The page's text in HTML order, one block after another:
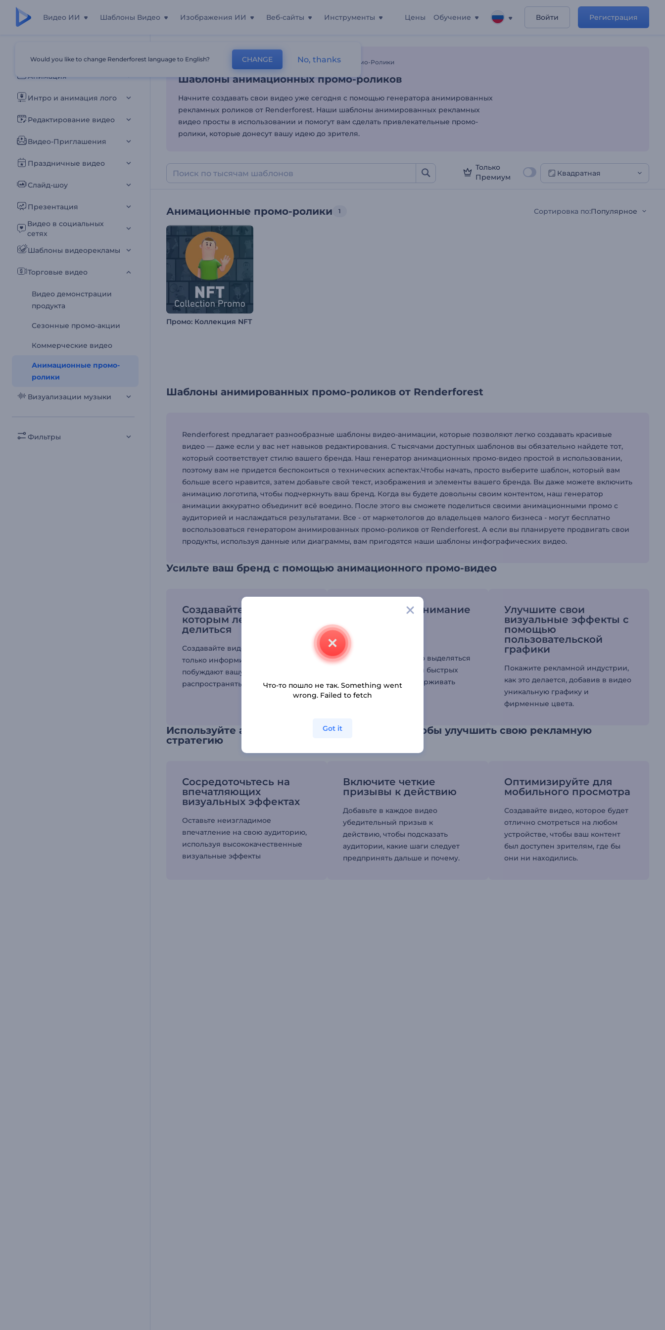
Видео ИИ Шаблоны Видео Изображения ИИ Веб-сайты Инструменты Цены Обучение Войти Регистрация
Все шаблоны
Анимация
Интро и анимация лого
Редактирование видео
Видео-Приглашения
Праздничные видео
Слайд-шоу
Презентация
Видео в социальных
сетях
Шаблоны видеорекламы
Торговые видео
Видео демонстрации
продукта
Сезонные промо-акции
Коммерческие видео
Анимационные промо-
ролики
Визуализации музыки
Фильтры
Шаблоны анимационных промо-роликов
Главная Шаблоны Торговые Видео Анимационные Промо-Ролики
Шаблоны анимационных промо-роликов
Начните создавать свои видео уже сегодня с помощью генератора анимированных
рекламных роликов от Renderforest. Наши шаблоны анимированных рекламных
видео просты в использовании и помогут вам сделать привлекательные промо-
ролики, которые донесут вашу идею до зрителя.
Только
Премиум
Квадратная
Анимационные промо-ролики 1 Сортировка по:Популярное
Промо: Коллекция NFT
Шаблоны анимированных промо-роликов от Renderforest
Renderforest предлагает разнообразные шаблоны видео-анимации, которые позволяют легко создавать красивые
видео — даже если у вас нет навыков редактирования. С тысячами доступных шаблонов вы обязательно найдете тот,
который соответствует стилю вашего бренда. Наш генератор анимационных промо-видео простой в использовании,
поэтому вам не придется беспокоиться о технических аспектах.Чтобы начать, просто выберите шаблон, который вам
больше всего нравится, затем добавьте свой текст, изображения и элементы вашего бренда. Вы даже можете включить
анимацию логотипа, чтобы подчеркнуть ваш бренд. Когда вы будете довольны своим контентом, наш генератор
анимации аккуратно объединит всё воедино. После этого вы сможете поделиться своими анимационными промо с
аудиторией и наслаждаться результатами. Все - от маркетологов до владельцев малого бизнеса - могут бесплатно
воспользоваться генератором анимированных промо-роликов от Renderforest. А если вы планируете продвигать свои
продукты, используя данные или диаграммы, вам пригодятся наши шаблоны инфографических видео.
Усильте ваш бренд с помощью анимационного промо-видео
Создавайте контент,
которым легко
делиться
Создавайте видео, которые не
только информируют, но и
побуждают вашу аудиторию
распространять ваш мессидж.
Привлекайте внимание
динамичными
переходами
Заставьте ваши видео выделяться
с помощью плавных и быстрых
переходов, чтобы удерживать
внимание зрителей.
Улучшите свои
визуальные эффекты с
помощью
пользовательской
графики
Покажите рекламной индустрии,
как это делается, добавив в видео
уникальную графику и
фирменные цвета.
Используйте анимационные промо-ролики, чтобы улучшить свою рекламную
стратегию
Сосредоточьтесь на
впечатляющих
визуальных эффектах
Оставьте неизгладимое
впечатление на свою аудиторию,
используя высококачественные
визуальные эффекты
Включите четкие
призывы к действию
Добавьте в каждое видео
убедительный призыв к
действию, чтобы подсказать
аудитории, какие шаги следует
предпринять дальше и почему.
Оптимизируйте для
мобильного просмотра
Создавайте видео, которое будет
отлично смотреться на любом
устройстве, чтобы ваш контент
был доступен зрителям, где бы
они ни находились.
Would you like to change Renderforest language to English? CHANGE No, thanks
Что-то пошло не так. Something went
wrong. Failed to fetch
Got it